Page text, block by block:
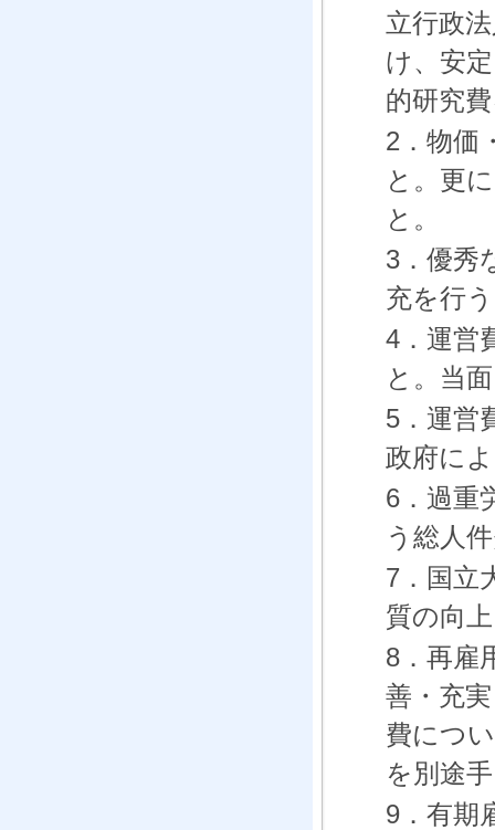
立行政
け、安
的研究
2．物価
と。更
と。
3．優秀
充を行
4．運営
と。当
5．運営
政府に
6．過重
う総人
7．国立
質の向
8．再雇
善・充
費につ
を別途
9．有期